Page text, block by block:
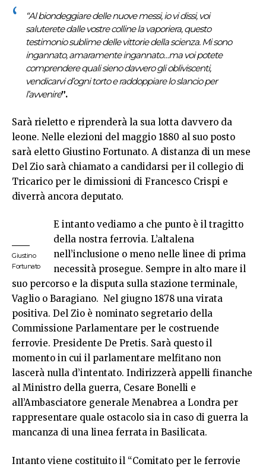
“Al biondeggiare delle nuove messi, io vi dissi, voi
saluterete dalle vostre colline la vaporiera, questo
testimonio sublime delle vittorie della scienza. Mi sono
ingannato, amaramente ingannato…ma voi potete
comprendere quali sieno davvero gli obliviscenti,
vendicarvi d’ogni torto e raddoppiare lo slancio per
l’avvenire”.
Sarà rieletto e riprenderà la sua lotta davvero da
leone. Nelle elezioni del maggio 1880 al suo posto
sarà eletto Giustino Fortunato. A distanza di un mese
Del Zio sarà chiamato a candidarsi per il collegio di
Tricarico per le dimissioni di Francesco Crispi e
diverrà ancora deputato.
Giustino
Fortunato
E intanto vediamo a che punto è il tragitto
della nostra ferrovia. L’altalena
nell’inclusione o meno nelle linee di prima
necessità prosegue. Sempre in alto mare il
suo percorso e la disputa sulla stazione terminale,
Vaglio o Baragiano. Nel giugno 1878 una virata
positiva. Del Zio è nominato segretario della
Commissione Parlamentare per le costruende
ferrovie. Presidente De Pretis. Sarà questo il
momento in cui il parlamentare melfitano non
lascerà nulla d’intentato. Indirizzerà appelli finanche
al Ministro della guerra, Cesare Bonelli e
all’Ambasciatore generale Menabrea a Londra per
rappresentare quale ostacolo sia in caso di guerra la
mancanza di una linea ferrata in Basilicata.
Intanto viene costituito il “Comitato per le ferrovie